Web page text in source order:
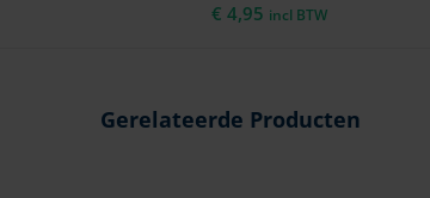
€ 4,95 incl BTW
Gerelateerde Producten